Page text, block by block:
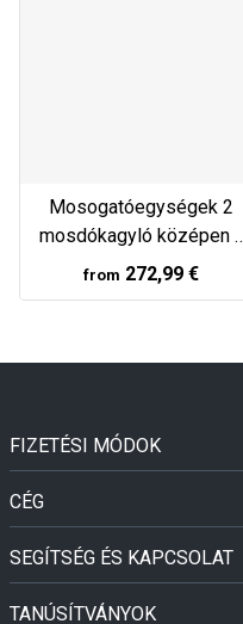
Mosogatóegységek 2
mosdókagyló középen -
mélység 700 mm
from 272,99 €
FIZETÉSI MÓDOK
CÉG
SEGÍTSÉG ÉS KAPCSOLAT
TANÚSÍTVÁNYOK